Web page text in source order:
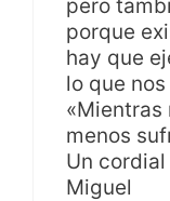
pero
porque
hay que
lo que
«Mientras
menos
Un
Miguel